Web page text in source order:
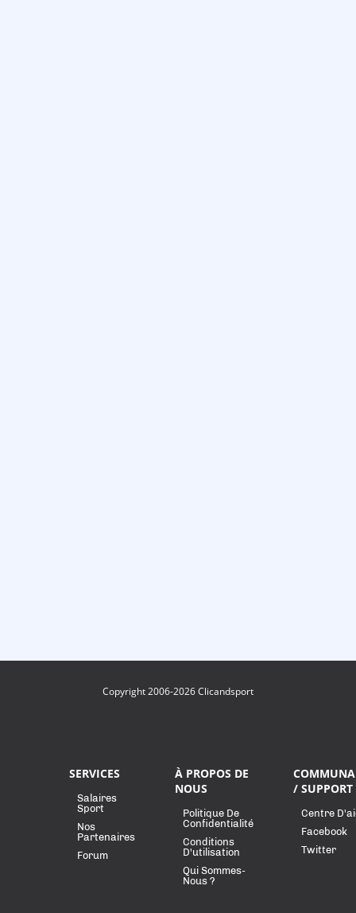
Copyright 2006-2026 Clicandsport
SERVICES
Salaires
Sport
Nos
Partenaires
Forum
À PROPOS DE
NOUS
Politique De
Confidentialité
Conditions
D'utilisation
Qui Sommes-
Nous ?
/ SUPPORT
Centre
Facebook
Twitter